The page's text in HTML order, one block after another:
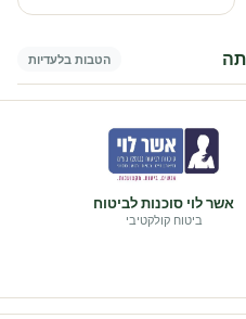
הטבות בלעדיות
אשר לוי סוכנות לביטוח
ביטוח קולקטיבי